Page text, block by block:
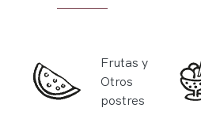
Frutas y
Otros
postres